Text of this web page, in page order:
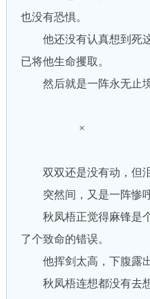
也没有恐惧。
他还没有认真想到死这
已将他生命攫取。
然后就是一阵永无止境
×
双双还是没有动，但
突然间，又是一阵惨呼
秋凤梧正觉得麻锋是个
了个致命的错误。
他挥剑太高，下腹露出
秋凤梧连想都没有去想